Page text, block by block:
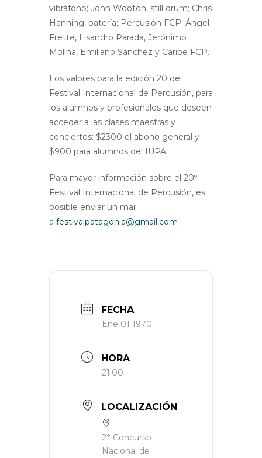
vibráfono; John Wooton, still drum; Chris
Hanning, batería; Percusión FCP; Ángel
Frette, Lisandro Parada, Jerónimo
Molina, Emiliano Sánchez y Caribe FCP.
Los valores para la edición 20 del
Festival Internacional de Percusión, para
los alumnos y profesionales que deseen
acceder a las clases maestras y
conciertos: $2300 el abono general y
$900 para alumnos del IUPA.
Para mayor información sobre el 20º
Festival Internacional de Percusión, es
posible enviar un mail
a festivalpatagonia@gmail.com
FECHA
Ene 01 1970
HORA
21:00
LOCALIZACIÓN
2° Concurso
Nacional de